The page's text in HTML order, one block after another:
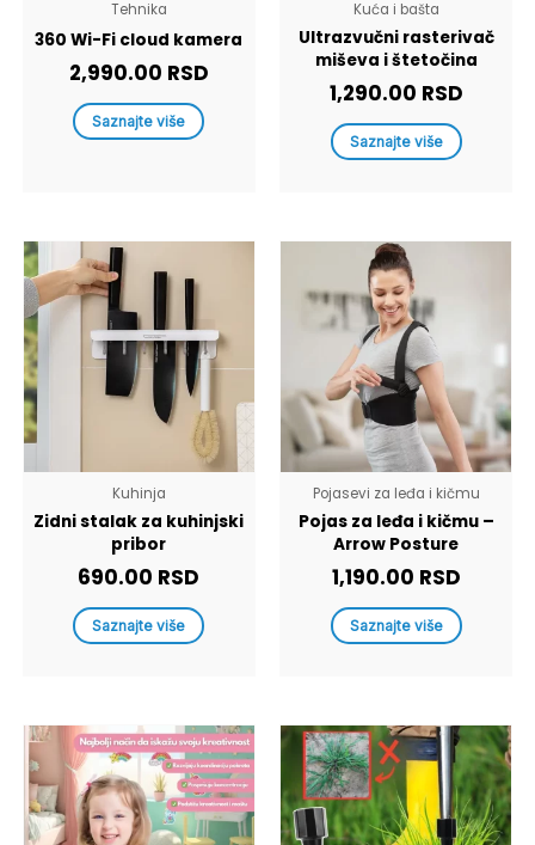
Tehnika
360 Wi-Fi cloud kamera
2,990.00 RSD
Saznajte više
Kuća i bašta
Ultrazvučni rasterivač
miševa i štetočina
1,290.00 RSD
Saznajte više
Kuhinja
Zidni stalak za kuhinjski
pribor
690.00 RSD
Saznajte više
Pojasevi za leđa i kičmu
Pojas za leđa i kičmu –
Arrow Posture
1,190.00 RSD
Saznajte više